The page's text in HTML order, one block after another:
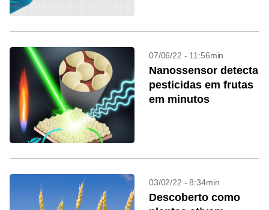
07/06/22 - 11:56min
Nanossensor detecta
pesticidas em frutas
em minutos
03/02/22 - 8:34min
Descoberto como